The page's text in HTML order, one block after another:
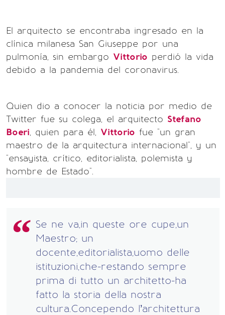
El arquitecto se encontraba ingresado en la
clínica milanesa San Giuseppe por una
pulmonía, sin embargo Vittorio perdió la vida
debido a la pandemia del coronavirus.
Quien dio a conocer la noticia por medio de
Twitter fue su colega, el arquitecto Stefano
Boeri, quien para él, Vittorio fue "un gran
maestro de la arquitectura internacional", y un
"ensayista, crítico, editorialista, polemista y
hombre de Estado".
Se ne va,in queste ore cupe,un
Maestro; un
docente,editorialista,uomo delle
istituzioni,che-restando sempre
prima di tutto un architetto-ha
fatto la storia della nostra
cultura.Concependo l’architettura